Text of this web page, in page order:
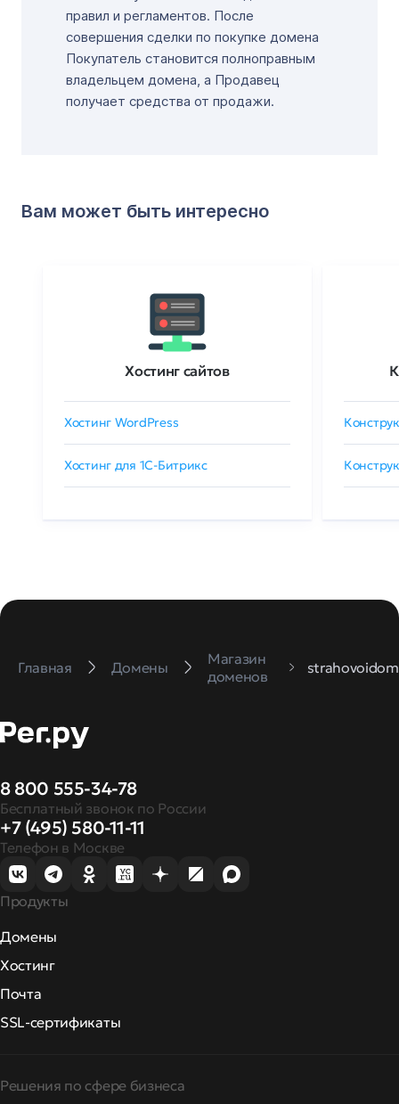
правил и регламентов. После
совершения сделки по покупке домена
Покупатель становится полноправным
владельцем домена, а Продавец
получает средства от продажи.
Вам может быть интересно
Хостинг сайтов
Хостинг WordPress
Хостинг для 1C-Битрикс
Главная Домены
Магазин
доменов
8 800 555-34-78
Бесплатный звонок по России
+7 (495) 580-11-11
Телефон в Москве
Продукты
Домены
Хостинг
Почта
SSL-сертификаты
Решения по сфере бизнеса